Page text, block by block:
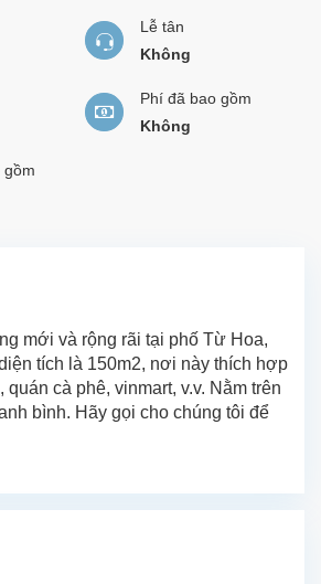
Lễ tân
Không
Phí đã bao gồm
Không
gồm
mới và rộng rãi tại phố Từ Hoa,
tích là 150m2, nơi này thích hợp
quán cà phê, vinmart, v.v. Nằm trên
bình. Hãy gọi cho chúng tôi để